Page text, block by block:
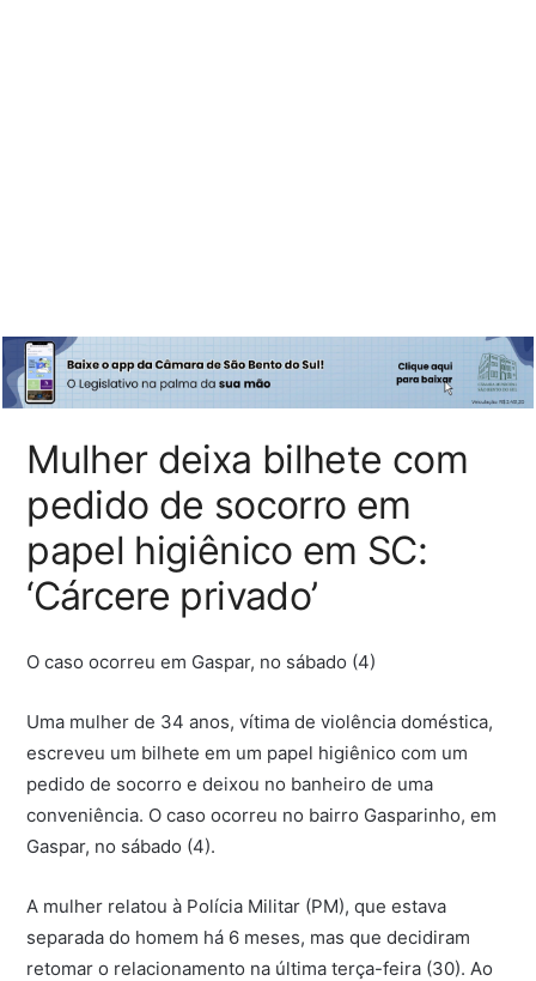
Mulher deixa bilhete com
pedido de socorro em
papel higiênico em SC:
‘Cárcere privado’
O caso ocorreu em Gaspar, no sábado (4)
Uma mulher de 34 anos, vítima de violência doméstica,
escreveu um bilhete em um papel higiênico com um
pedido de socorro e deixou no banheiro de uma
conveniência. O caso ocorreu no bairro Gasparinho, em
Gaspar, no sábado (4).
A mulher relatou à Polícia Militar (PM), que estava
separada do homem há 6 meses, mas que decidiram
retomar o relacionamento na última terça-feira (30). Ao